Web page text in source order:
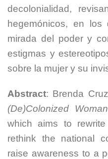
decolonialidad,
hegemónicos, en
mirada del poder y
estigmas y
sobre la mujer y su
Abstract: Brenda
(De)Colonized Woman
which aims to
rethink the national
raise awareness to a